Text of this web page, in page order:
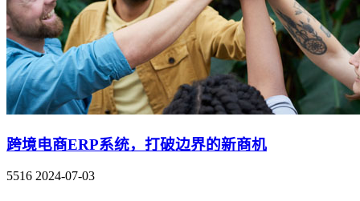
跨境电商ERP系统，打破边界的新商机
5516 2024-07-03